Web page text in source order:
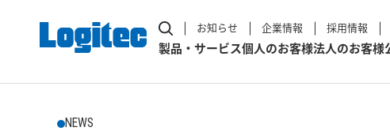
お知らせ 企業情報 採用情報
製品・サービス個人のお客様法人のお客様
NEWS